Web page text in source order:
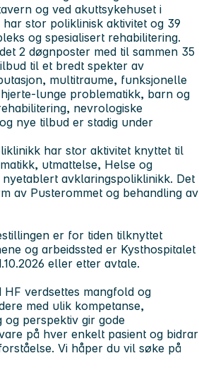
og ved akuttsykehuset i
stor poliklinisk aktivitet og 39
og spesialisert rehabilitering.
2 døgnposter med til sammen 35
til et bredt spekter av
multitraume, funksjonelle
lunge problematikk, barn og
nevrologiske
nye tilbud er stadig under
har stor aktivitet knyttet til
utmattelse, Helse og
avklaringspoliklinikk. Det
av Pusterommet og behandling av
er for tiden tilknyttet
og arbeidssted er Kysthospitalet
eller etter avtale.
verdsettes mangfold og
med ulik kompetanse,
perspektiv gir gode
på hver enkelt pasient og bidrar
Vi håper du vil søke på